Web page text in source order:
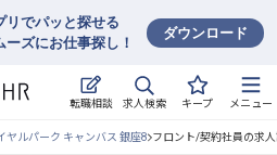
リでパッと探せる
ーズにお仕事探し！
ダウンロード
転職相談 求人検索 キープ メニュー
を探す
ヤルパーク キャンバス 銀座8 フロント/契約社員の求人